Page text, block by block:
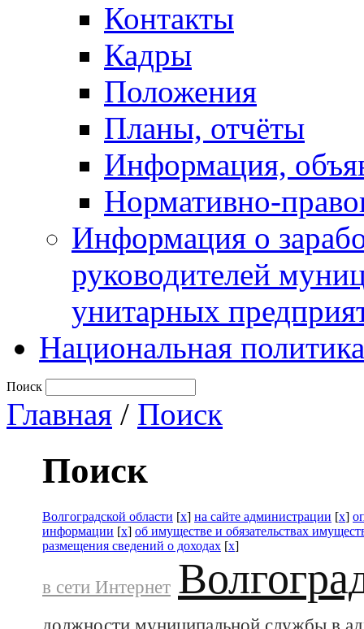
Контакты
Кадры
Положения
Планы, отчёты
Информация,
Нормативно-
Информация о
руководителей
унитарных
Национальная политика
Поиск
Главная / Поиск
Поиск
Волгоградской области [x] на сайте администрации [x]
информации [x] об имуществе и обязательствах
размещения сведений о доходах [x]
в сети Интернет